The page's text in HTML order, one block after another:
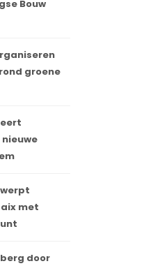
Bouw
groene
met
door